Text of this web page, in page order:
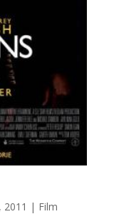
2011 | Film